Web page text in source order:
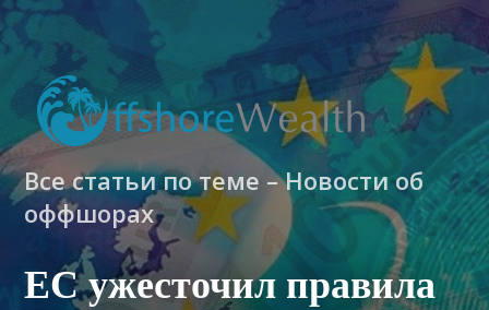
Все статьи по теме – Новости об
оффшорах
ЕС ужесточил правила